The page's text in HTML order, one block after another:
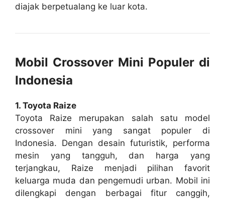
diajak berpetualang ke luar kota.
Mobil Crossover Mini Populer di
Indonesia
1. Toyota Raize
Toyota Raize merupakan salah satu model
crossover mini yang sangat populer di
Indonesia. Dengan desain futuristik, performa
mesin yang tangguh, dan harga yang
terjangkau, Raize menjadi pilihan favorit
keluarga muda dan pengemudi urban. Mobil ini
dilengkapi dengan berbagai fitur canggih,